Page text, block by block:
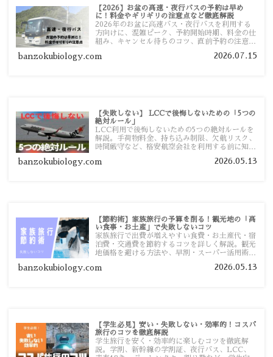
【2026】お盆の高速・夜行バスの予約は早め
に！料金やギリギリの注意点など徹底解説
2026年のお盆に高速バス・夜行バスを利用する
方向けに、混雑ピーク、予約開始時期、料金の仕
組み、キャンセル待ちのコツ、直前予約の注意点
banzokubiology.com 2026.07.15
【失敗しない】 LCCで後悔しないための「5つの
絶対ルール」
LCC利用で後悔しないための5つの絶対ルールを
解説。手荷物料金、持ち込み制限、欠航リスク、
時間厳守など、格安航空会社を利用する前に知っ
す。
banzokubiology.com 2026.05.13
【節約術】家族旅行の予算を削る！観光地の「高
い食事・お土産」で失敗しないコツ
家族旅行で出費が増えやすい食費・お土産代・宿
泊費・交通費を節約するコツを詳しく解説。観光
地価格を避ける方法や、早割・スーパー活用術、
banzokubiology.com 2026.05.13
【学生必見】安い・失敗しない・効率的！コスパ
旅行のコツを徹底解説
学生旅行を安く・効率的に楽しむコツを徹底解
説。学割、新幹線の学割証、夜行バス、LCC、